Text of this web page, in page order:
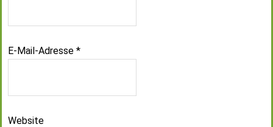
E-Mail-Adresse *
Website